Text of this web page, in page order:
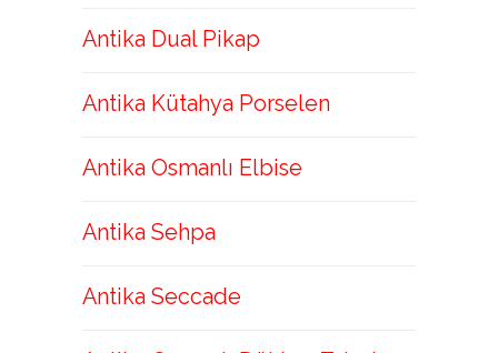
Antika Dual Pikap
Antika Kütahya Porselen
Antika Osmanlı Elbise
Antika Sehpa
Antika Seccade